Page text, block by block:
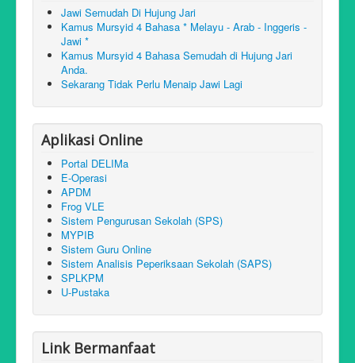
Jawi Semudah Di Hujung Jari
Kamus Mursyid 4 Bahasa * Melayu - Arab - Inggeris -
Jawi *
Kamus Mursyid 4 Bahasa Semudah di Hujung Jari
Anda.
Sekarang Tidak Perlu Menaip Jawi Lagi
Aplikasi Online
Portal DELIMa
E-Operasi
APDM
Frog VLE
Sistem Pengurusan Sekolah (SPS)
MYPIB
Sistem Guru Online
Sistem Analisis Peperiksaan Sekolah (SAPS)
SPLKPM
U-Pustaka
Link Bermanfaat